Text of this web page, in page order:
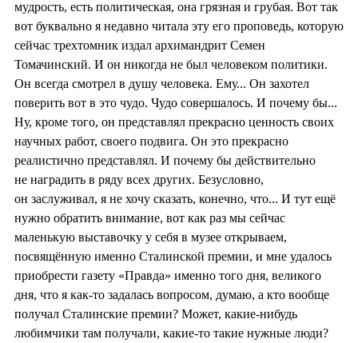
мудрость, есть политическая, она грязная и грубая. Вот так
вот буквально я недавно читала эту его проповедь, которую
сейчас трехтомник издал архимандрит Семен
Томачинский. И он никогда не был человеком политики.
Он всегда смотрел в душу человека. Ему... Он захотел
поверить вот в это чудо. Чудо совершалось. И почему бы...
Ну, кроме того, он представлял прекрасно ценность своих
научных работ, своего подвига. Он это прекрасно
реалистично представлял. И почему бы действительно
не наградить в ряду всех других. Безусловно,
он заслуживал, я не хочу сказать, конечно, что... И тут ещё
нужно обратить внимание, вот как раз мы сейчас
маленькую выставочку у себя в музее открываем,
посвящённую именно Сталинской премии, и мне удалось
приобрести газету «Правда» именно того дня, великого
дня, что я как-то задалась вопросом, думаю, а кто вообще
получал Сталинские премии? Может, какие-нибудь
любимчики там получали, какие-то такие нужные люди?